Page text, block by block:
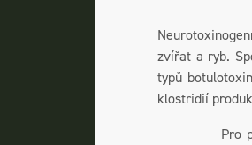
zvířat a ryb.
typů
klostridií
Pro